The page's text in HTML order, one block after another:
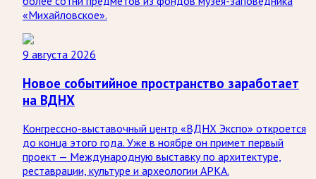
«Михайловское».
9 августа 2026
Новое событийное пространство заработает
на ВДНХ
Конгрессно-выставочный центр «ВДНХ Экспо» откроется
до конца этого года. Уже в ноябре он примет первый
проект — Международную выставку по архитектуре,
реставрации, культуре и археологии АРКА.